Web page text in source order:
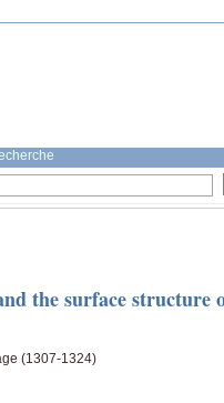
the surface structure
(1307-1324)